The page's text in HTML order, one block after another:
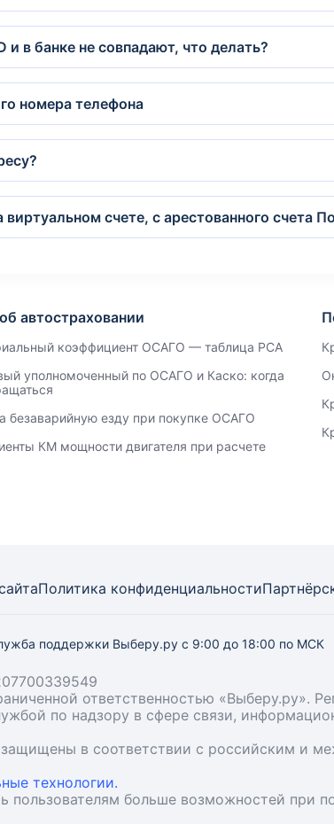
в банке не совпадают, что делать?
номера телефона
счете, с арестованного счета
автостраховании
коэффициент ОСАГО — таблица РСА
уполномоченный по ОСАГО и Каско: когда
безаварийную езду при покупке ОСАГО
КМ мощности двигателя при расчете
Политика конфиденциальности
поддержки Выберу.ру с 9:00 до 18:00 по МСК
ответственностью
по надзору в сфере связи,
в соответствии с российским и
технологии.
больше возможностей при